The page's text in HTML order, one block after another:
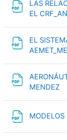
LAS
EL
EL
MENDEZ
MODELOS